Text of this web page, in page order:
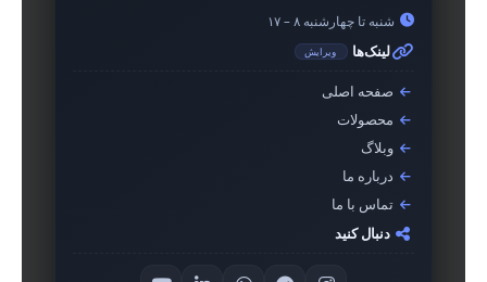
شنبه تا چهارشنبه ۸ – ۱۷
لینک‌ها ویرایش
صفحه اصلی
محصولات
وبلاگ
درباره ما
تماس با ما
دنبال کنید